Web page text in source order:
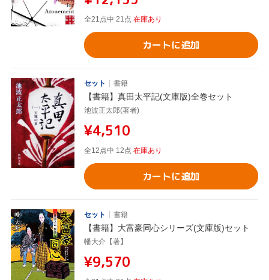
全21点中 21点 在庫あり
カートに追加
セット 書籍
【書籍】真田太平記(文庫版)全巻セット
池波正太郎(著者)
¥4,510
全12点中 12点 在庫あり
カートに追加
セット 書籍
【書籍】大富豪同心シリーズ(文庫版)セット
幡大介【著】
¥9,570